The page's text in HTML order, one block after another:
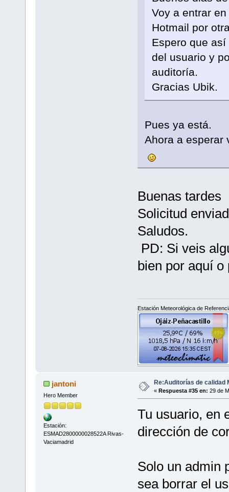
Voy a entrar
Hotmail por
Espero que
del usuario y
auditoría.
Gracias Ubik.
Pues ya está.
Ahora a esperar
Buenas tardes
Solicitud
Saludos.
PD: Si veis
bien por aquí o
Estación Meteorológica de
jantoni
Hero Member
Estación:
ESMAD2800000028522A Rivas-
Vaciamadrid
Re:Auditorías de calidad
« Respuesta #35 en: 29 de
Tu usuario, en
dirección de
Solo un admin
sea borrar el